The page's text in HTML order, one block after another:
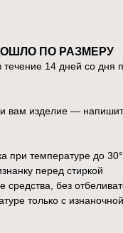
ПО РАЗМЕРУ
14 дней со дня
вам изделие —
при температуре до
перед стиркой
без
только с